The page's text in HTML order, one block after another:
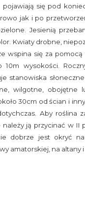
się pod
jak i po
Jesienią
Kwiaty drobne,
wspina się za pomocą
10m wysokości.
stanowiska
wilgotne, obojętne
30cm od ścian i
Aby roślina
ją przycinać w II
dobrze jest okryć na
amatorskiej, na altany